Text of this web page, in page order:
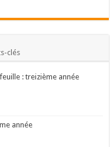
clés
: treizième année
année